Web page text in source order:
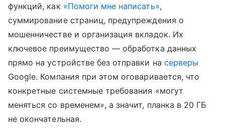
функций, как «Помоги мне написать»,
суммирование страниц, предупреждения о
мошенничестве и организация вкладок. Их
ключевое преимущество — обработка данных
прямо на устройстве без отправки на серверы
Google. Компания при этом оговаривается, что
конкретные системные требования «могут
меняться со временем», а значит, планка в 20 ГБ
не окончательная.